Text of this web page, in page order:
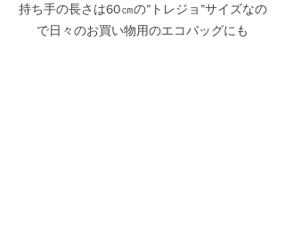
持ち手の長さは60㎝の”トレジョ”サイズなの
で日々のお買い物用のエコバッグにも